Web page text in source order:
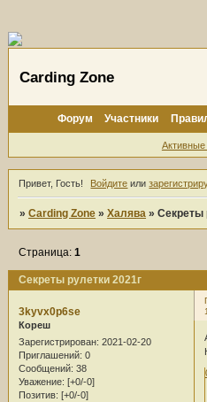
Carding Zone
Форум Участники
Привет, Гость! Войдите или
»Carding Zone »Халява »Секреты
Секреты рулетки 2021г
Страница:1
3kyvx0p6se
Кореш
Зарегистрирован: 2021-02-20
Приглашений: 0
Сообщений: 38
Уважение: [+0/-0]
Позитив: [+0/-0]